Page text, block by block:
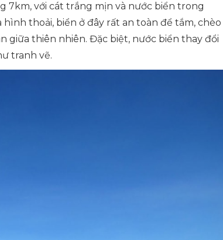
7km, với cát trắng mịn và nước biển trong
thoải, biển ở đây rất an toàn để tắm, chèo
giữa thiên nhiên. Đặc biệt, nước biển thay đổi
tranh vẽ.